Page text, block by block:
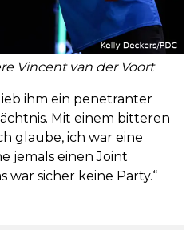
Vincent van der Voort
ihm ein penetranter
Mit einem bitteren
glaube, ich war eine
jemals einen Joint
sicher keine Party.“